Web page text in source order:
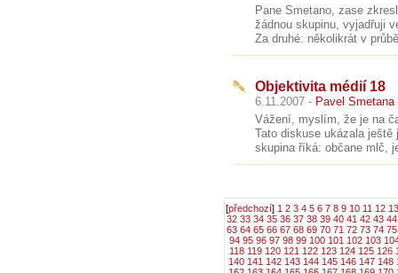
Pane Smetano, zase
žádnou skupinu, vyjadřuji
Za druhé: několikrát v
Objektivita médií 18
6.11.2007 - Pavel Smetana
Vážení, myslím, že je na
Tato diskuse ukázala
skupina říká: občane mlč,
[předchozí] 1 2 3 4 5 6 7 8 9 10 11 12 13
32 33 34 35 36 37 38 39 40 41 42 43 44
63 64 65 66 67 68 69 70 71 72 73 74 75
94 95 96 97 98 99 100 101 102 103
118 119 120 121 122 123 124 125 126
140 141 142 143 144 145 146 147 148